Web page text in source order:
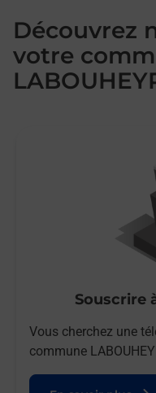
Découvrez
votre
Souscrire
Vous cherchez une
commune